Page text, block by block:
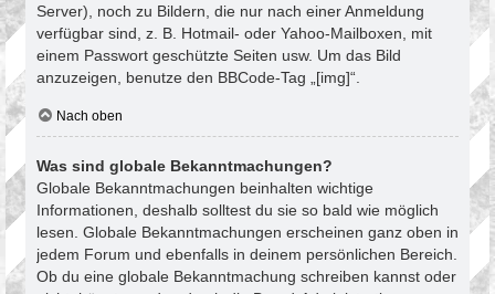
Server), noch zu Bildern, die nur nach einer Anmeldung
verfügbar sind, z. B. Hotmail- oder Yahoo-Mailboxen, mit
einem Passwort geschützte Seiten usw. Um das Bild
anzuzeigen, benutze den BBCode-Tag „[img]“.
Nach oben
Was sind globale Bekanntmachungen?
Globale Bekanntmachungen beinhalten wichtige
Informationen, deshalb solltest du sie so bald wie möglich
lesen. Globale Bekanntmachungen erscheinen ganz oben in
jedem Forum und ebenfalls in deinem persönlichen Bereich.
Ob du eine globale Bekanntmachung schreiben kannst oder